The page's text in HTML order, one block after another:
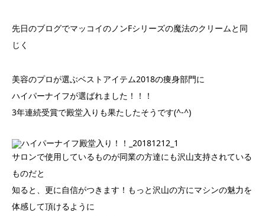
先日のブログでマッコイのノンFシリーズの魔法のクリームと同
じく
美容のプロが選ぶベストアイテム2018の痩身部門に
ハイパーナイフが選ばれました！！！
3年連続受賞で殿堂入りも果たしたそうです(^-^)
サロンで使用しているものが同業の方達にも沢山支持されている
ものだと
知ると、更に自信がつきます！もっと沢山の方にマシンの魅力を
体感して頂けるように